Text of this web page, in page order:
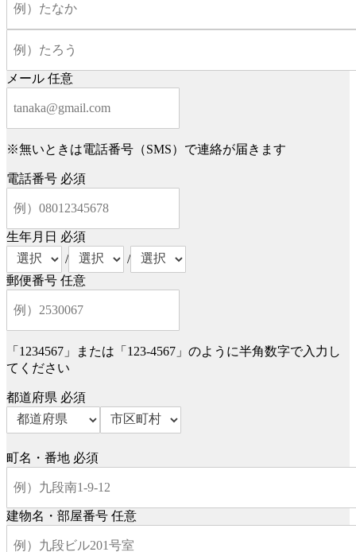
メール 任意
※無いときは電話番号（SMS）で連絡が届きます
電話番号 必須
生年月日 必須
/
/
郵便番号 任意
「1234567」または「123-4567」のように半角数字で入力し
てください
都道府県 必須
町名・番地 必須
建物名・部屋番号 任意